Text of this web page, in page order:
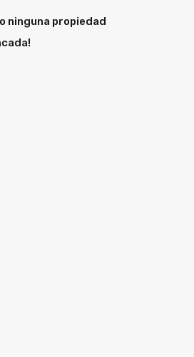
ninguna propiedad